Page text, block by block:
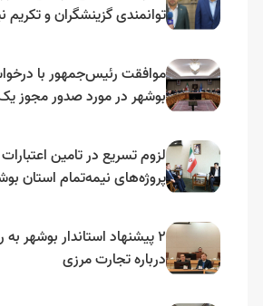
توانمندی گزینشگران و تکریم
موافقت رئیس‌جمهور با
بوشهر در مورد صدور مجوز
لزوم تسریع در تامین
پروژه‌های نیمه‌تمام استان
۲ پیشنهاد استاندار بوشهر
درباره تجارت مرزی